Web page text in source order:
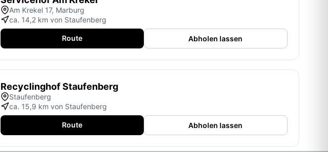
Am Krekel 17, Marburg
ca. 14,2 km von Staufenberg
Route Abholen lassen
Recyclinghof Staufenberg
Staufenberg
ca. 15,9 km von Staufenberg
Route Abholen lassen